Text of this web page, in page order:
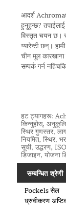
आदर्श
हुनुहुन्छ? तपाईलाई
विस्तृत चयन छ।
ग्यारेन्टी छन्।
चीन मूल
सम्पर्क गर्न
हट ट्यागहरू:
किन्नुहोस्,
स्थिर गुणस्तर,
नियमित, स्थिर,
सूची, उद्धरण,
डिजाइन, योजना
सम्बन्धित श्रेणी
Pockels सेल
ध्रुवीकरण